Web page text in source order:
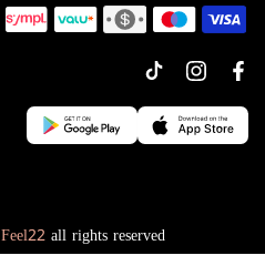
Feel22all rights reserved.